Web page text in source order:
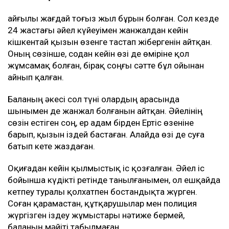
Қайғылы жағдай тоғыз жыл бұрын болған. Сол кезде
24 жастағы әйел күйеуімен жанжалдан кейін
кішкентай қызын өзенге тастап жібергенін айтқан.
Оның сөзінше, содан кейін өзі де өміріне қол
жұмсамақ болған, бірақ соңғы сәтте бұл ойынан
айнып қалған.
Баланың әкесі сол түні олардың арасында
шынымен де жанжал болғанын айтқан. Әйелінің
сөзін естіген соң, ер адам бірден Ертіс өзеніне
барып, қызын іздей бастаған. Алайда өзі де суға
батып кете жаздаған.
Оқиғадан кейін қылмыстық іс қозғалған. Әйел іс
бойынша күдікті ретінде танылғанымен, ол ешқайда
кетпеу туралы қолхатпен бостандықта жүрген.
Соған қарамастан, құтқарушылар мен полиция
жүргізген іздеу жұмыстары нәтиже бермей,
баланың мәйіті табылмаған.